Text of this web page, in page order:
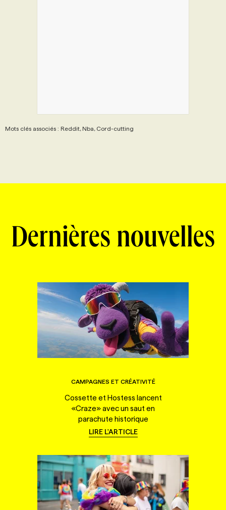
Mots clés associés : Reddit, Nba, Cord-cutting
Dernières nouvelles
CAMPAGNES ET CRÉATIVITÉ
Cossette et Hostess lancent
«Craze» avec un saut en
parachute historique
LIRE L'ARTICLE